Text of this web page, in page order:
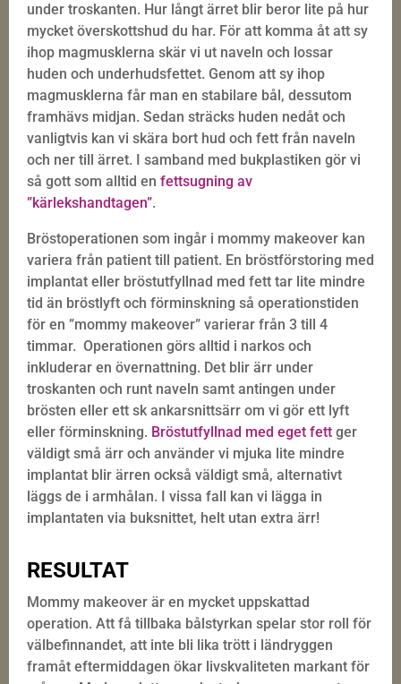
under troskanten. Hur långt ärret blir beror lite på hur
mycket överskottshud du har. För att komma åt att sy
ihop magmusklerna skär vi ut naveln och lossar
huden och underhudsfettet. Genom att sy ihop
magmusklerna får man en stabilare bål, dessutom
framhävs midjan. Sedan sträcks huden nedåt och
vanligtvis kan vi skära bort hud och fett från naveln
och ner till ärret. I samband med bukplastiken gör vi
så gott som alltid en fettsugning av
”kärlekshandtagen”.
Bröstoperationen som ingår i mommy makeover kan
variera från patient till patient. En bröstförstoring med
implantat eller bröstutfyllnad med fett tar lite mindre
tid än bröstlyft och förminskning så operationstiden
för en ”mommy makeover” varierar från 3 till 4
timmar. Operationen görs alltid i narkos och
inkluderar en övernattning. Det blir ärr under
troskanten och runt naveln samt antingen under
brösten eller ett sk ankarsnittsärr om vi gör ett lyft
eller förminskning. Bröstutfyllnad med eget fett ger
väldigt små ärr och använder vi mjuka lite mindre
implantat blir ärren också väldigt små, alternativt
läggs de i armhålan. I vissa fall kan vi lägga in
implantaten via buksnittet, helt utan extra ärr!
RESULTAT
Mommy makeover är en mycket uppskattad
operation. Att få tillbaka bålstyrkan spelar stor roll för
välbefinnandet, att inte bli lika trött i ländryggen
framåt eftermiddagen ökar livskvaliteten markant för